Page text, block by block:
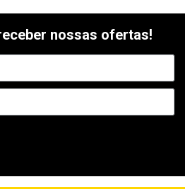
nossas ofertas!